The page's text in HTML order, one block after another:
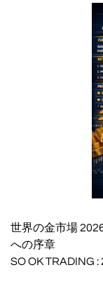
世界の金市場
への序章
SO OK TRADING